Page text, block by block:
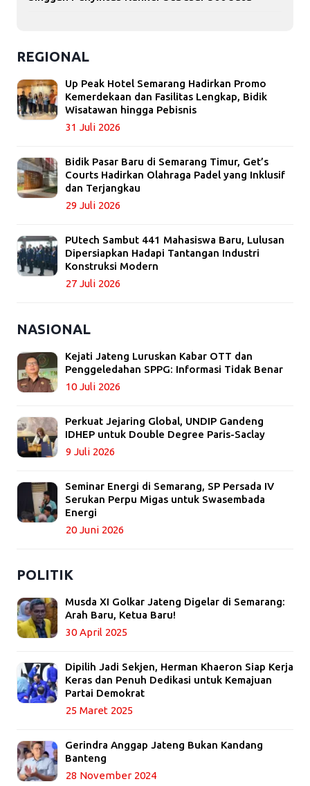
REGIONAL
Up Peak Hotel Semarang Hadirkan Promo
Kemerdekaan dan Fasilitas Lengkap, Bidik
Wisatawan hingga Pebisnis
31 Juli 2026
Bidik Pasar Baru di Semarang Timur, Get’s
Courts Hadirkan Olahraga Padel yang Inklusif
dan Terjangkau
29 Juli 2026
PUtech Sambut 441 Mahasiswa Baru, Lulusan
Dipersiapkan Hadapi Tantangan Industri
Konstruksi Modern
27 Juli 2026
NASIONAL
Kejati Jateng Luruskan Kabar OTT dan
Penggeledahan SPPG: Informasi Tidak Benar
10 Juli 2026
Perkuat Jejaring Global, UNDIP Gandeng
IDHEP untuk Double Degree Paris-Saclay
9 Juli 2026
Seminar Energi di Semarang, SP Persada IV
Serukan Perpu Migas untuk Swasembada
Energi
20 Juni 2026
POLITIK
Musda XI Golkar Jateng Digelar di Semarang:
Arah Baru, Ketua Baru!
30 April 2025
Dipilih Jadi Sekjen, Herman Khaeron Siap Kerja
Keras dan Penuh Dedikasi untuk Kemajuan
Partai Demokrat
25 Maret 2025
Gerindra Anggap Jateng Bukan Kandang
Banteng
28 November 2024